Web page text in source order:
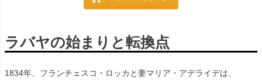
ラバヤの始まりと転換点
1834年、フランチェスコ・ロッカと妻マリア・アデライデは、